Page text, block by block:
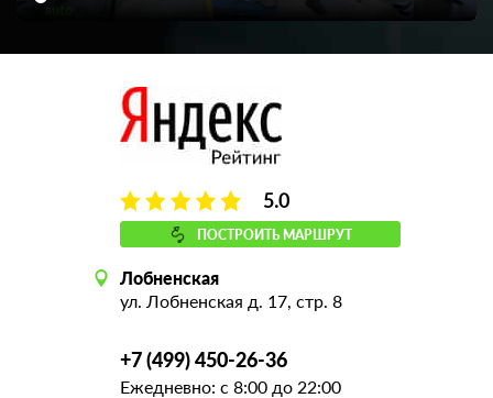
5.0
ПОСТРОИТЬ МАРШРУТ
Лобненская
ул. Лобненская д. 17, стр. 8
+7 (499) 450-26-36
Ежедневно: с 8:00 до 22:00